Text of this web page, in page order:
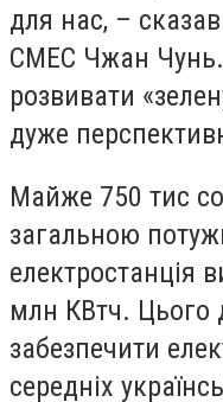
для нас, –
СМЕС Чжан Чунь.
розвивати
дуже
Майже 750 тис
загальною
електростанція
млн КВтч. Цього
забезпечити
середніх